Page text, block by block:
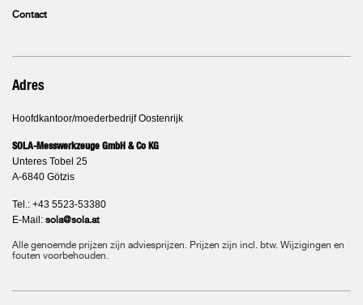
Contact
Adres
Hoofdkantoor/moederbedrijf Oostenrijk
SOLA-Messwerkzeuge GmbH & Co KG
Unteres Tobel 25
A-6840 Götzis
Tel.: +43 5523-53380
E-Mail: sola@sola.at
Alle genoemde prijzen zijn adviesprijzen. Prijzen zijn incl. btw. Wijzigingen en
fouten voorbehouden.